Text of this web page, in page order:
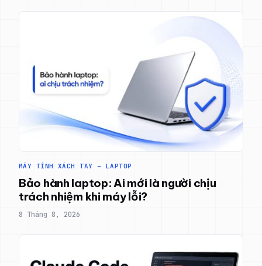
MÁY TÍNH XÁCH TAY – LAPTOP
Bảo hành laptop: Ai mới là người chịu
trách nhiệm khi máy lỗi?
8 Tháng 8, 2026